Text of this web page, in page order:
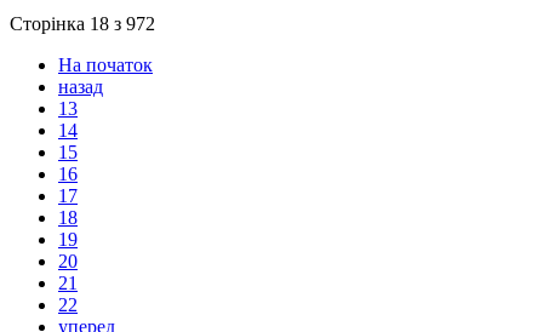
Сторінка 18 з 972
На початок
назад
13
14
15
16
17
18
19
20
21
22
уперед